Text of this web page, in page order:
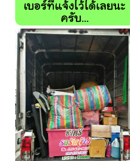
เบอร์ที่แจ้งไว้ได้เลยนะ
ครับ...